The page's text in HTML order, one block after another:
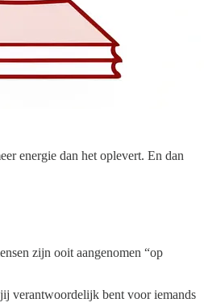
energie dan het oplevert. En dan
zijn ooit aangenomen “op
verantwoordelijk bent voor iemands